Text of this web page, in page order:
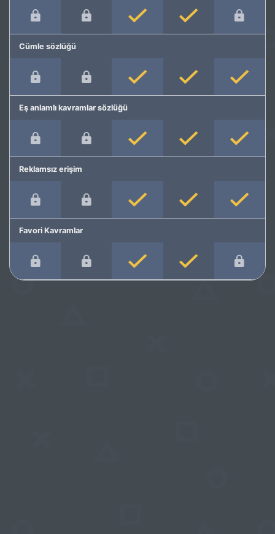
Cümle sözlüğü
Eş anlamlı kavramlar sözlüğü
Reklamsız erişim
Favori Kavramlar